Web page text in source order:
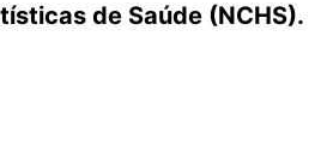
de Saúde (NCHS).